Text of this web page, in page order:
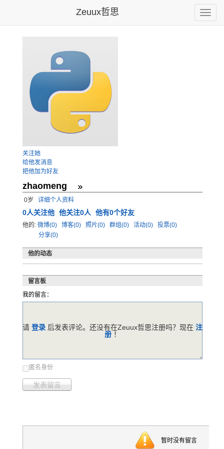
Toggle
Zeuux哲思
关注她
给他发消息
把他加为好友
zhaomeng
0岁 详细个人资料
0人关注他 他关注0人 他有0个好友
他的: 微博(0) 博客(0) 照片(0) 群组(0) 活动(0)
投票(0)
分享(0)
他的动态
留言板
我的留言：
匿名身份
发表留言
请 登录 后发表评论。还没有在Zeuux哲思注册吗？现在 注
册 ！
暂时没有留言